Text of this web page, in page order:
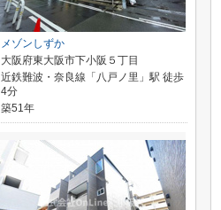
メゾンしずか
大阪府東大阪市下小阪５丁目
近鉄難波・奈良線「八戸ノ里」駅 徒歩
4分
築51年